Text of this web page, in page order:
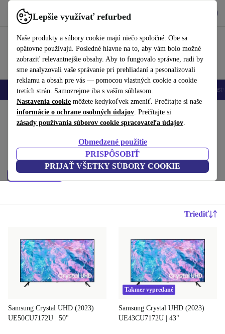
Lepšie využívať refurbed
Naše produkty a súbory cookie majú niečo spoločné: Obe sa
opätovne používajú. Posledné hlavne na to, aby vám bolo možné
zobraziť relevantnejšie obsahy. Aby to fungovalo správne, radi by
sme analyzovali vaše správanie pri prehliadaní a pesonalizovali
reklamu a obsah pre vás — pomocou vlastných cookie a cookie
tretích strán. Samozrejme iba s vaším súhlasom.
Nastavenia cookie môžete kedykoľvek zmeniť. Prečítajte si naše
informácie o ochrane osobných údajov. Prečítajte si
zásady používania súborov cookie spracovateľa údajov.
Obmedzené použitie
PRISPÔSOBIŤ
PRIJAŤ VŠETKY SÚBORY COOKIE
používať refurbed rýchlo a jednoducho
Mobilné telefóny Laptopy Tablety Inteligentné hodinky
Domov Produkty
Kúpiť repasované Televízory do 3600 € – kvalita, záruka a 30-dňová
lehota na vrátenie. Ušetrite peniaze a chráňte životné prostredie.
Filtrovať
Triediť
Samsung Crystal UHD (2023)
UE50CU7172U | 50"
Takmer vypredané
Samsung Crystal UHD (2023)
UE43CU7172U | 43"